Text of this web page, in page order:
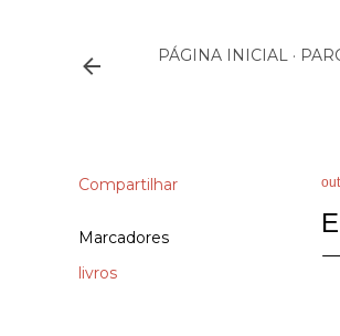
PÁGINA INICIAL
Compartilhar
Marcadores
livros